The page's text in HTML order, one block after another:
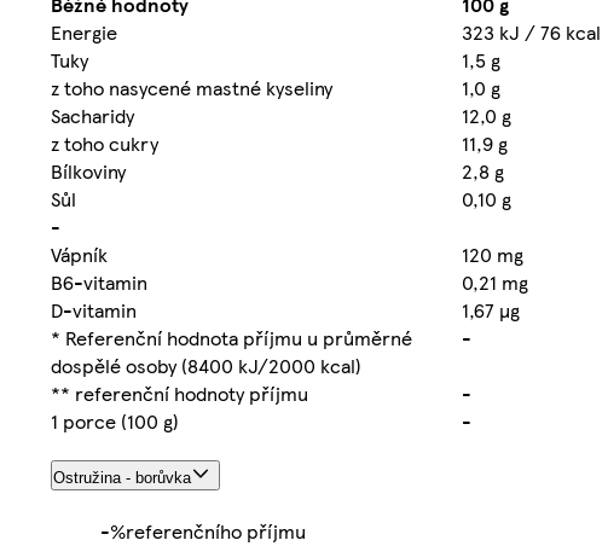
Energie
323 kJ / 76 kcal
Tuky
1,5 g
z toho nasycené mastné kyseliny
1,0 g
Sacharidy
12,0 g
z toho cukry
11,9 g
Bílkoviny
2,8 g
Sůl
0,10 g
-
Vápník
120 mg
B6-vitamin
0,21 mg
D-vitamin
1,67 µg
* Referenční hodnota příjmu u průměrné
dospělé osoby (8400 kJ/2000 kcal)
-
** referenční hodnoty příjmu
-
1 porce (100 g)
-
Ostružina - borůvka
-%referenčního příjmu